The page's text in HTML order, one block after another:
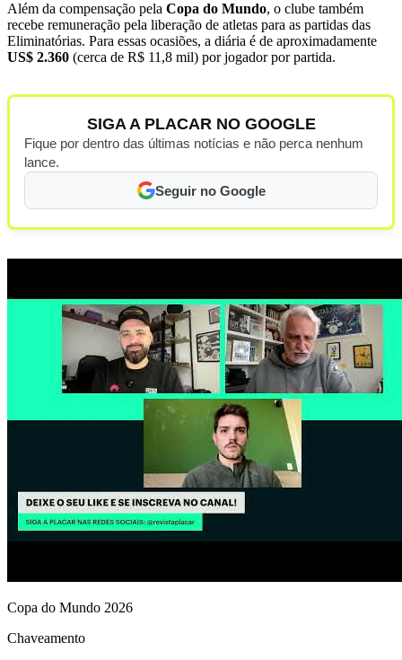
Além da compensação pela Copa do Mundo, o clube também
recebe remuneração pela liberação de atletas para as partidas das
Eliminatórias. Para essas ocasiões, a diária é de aproximadamente
US$ 2.360 (cerca de R$ 11,8 mil) por jogador por partida.
SIGA A PLACAR NO GOOGLE
Fique por dentro das últimas notícias e não perca nenhum
lance.
Seguir no Google
Copa do Mundo 2026
Chaveamento